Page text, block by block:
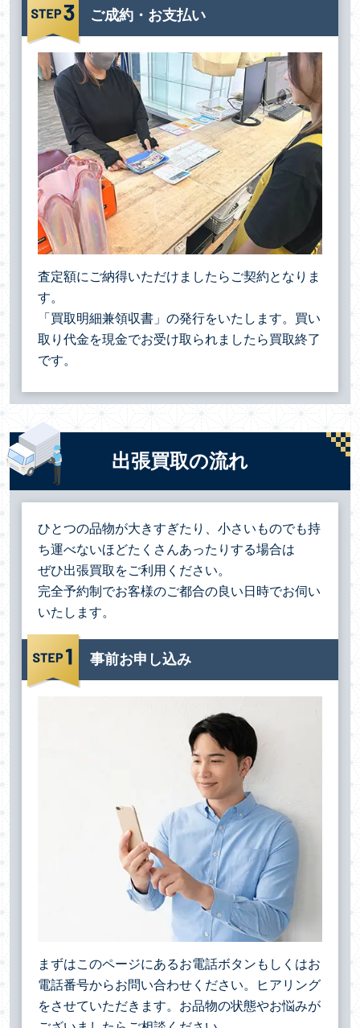
ご成約・お支払い
査定額にご納得いただけましたらご契約となりま
す。
「買取明細兼領収書」の発行をいたします。買い
取り代金を現金でお受け取られましたら買取終了
です。
出張買取の流れ
ひとつの品物が大きすぎたり、小さいものでも持
ち運べないほどたくさんあったりする場合は
ぜひ出張買取をご利用ください。
完全予約制でお客様のご都合の良い日時でお伺い
いたします。
事前お申し込み
まずはこのページにあるお電話ボタンもしくはお
電話番号からお問い合わせください。ヒアリング
をさせていただきます。お品物の状態やお悩みが